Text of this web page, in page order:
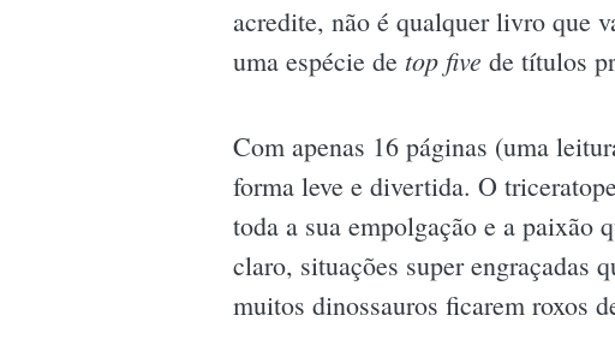
acredite, não é qualquer livro que
uma espécie de top five de títulos
Com apenas 16 páginas (uma
forma leve e divertida. O
toda a sua empolgação e a paixão
claro, situações super engraçadas
muitos dinossauros ficarem roxos